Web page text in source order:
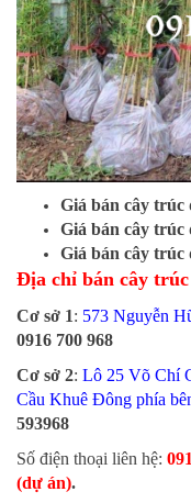
Giá bán cây
Giá bán cây
Giá bán cây
Địa chỉ bán cây
Cơ sở 1: 573 Nguyễn
0916 700 968
Cơ sở 2: Lô 25 Võ Chí
Cầu Khuê Đông phía
593968
​Số điện thoại liên hệ:
(dự án).